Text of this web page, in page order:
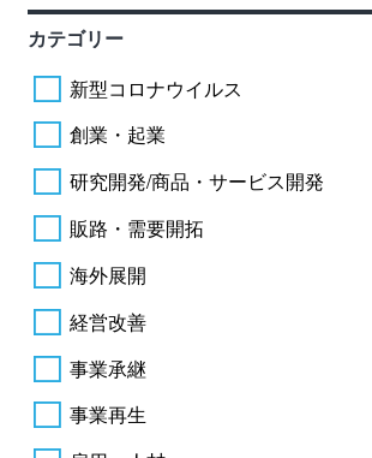
カテゴリー
新型コロナウイルス
創業・起業
研究開発/商品・サービス開発
販路・需要開拓
海外展開
経営改善
事業承継
事業再生